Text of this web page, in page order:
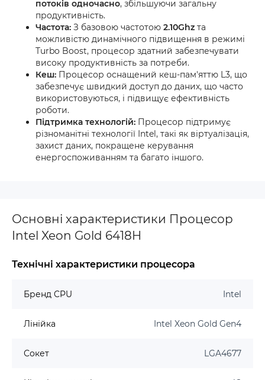
потоків одночасно, збільшуючи загальну
продуктивність.
Частота: З базовою частотою 2.10Ghz та
можливістю динамічного підвищення в режимі
Turbo Boost, процесор здатний забезпечувати
високу продуктивність за потреби.
Кеш: Процесор оснащений кеш-пам'яттю L3, що
забезпечує швидкий доступ до даних, що часто
використовуються, і підвищує ефективність
роботи.
Підтримка технологій: Процесор підтримує
різноманітні технології Intel, такі як віртуалізація,
захист даних, покращене керування
енергоспоживанням та багато іншого.
Основні характеристики Процесор
Intel Xeon Gold 6418H
Технічні характеристики процесора
Бренд CPU Intel
Лінійка Intel Xeon Gold Gen4
Сокет LGA4677